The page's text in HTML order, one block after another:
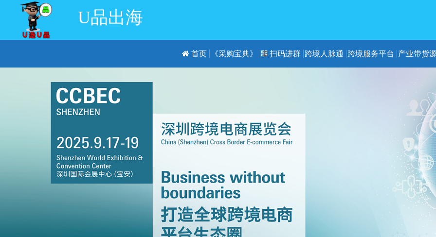
U品出海
首页 《采购宝典》 扫码进群 跨境人脉通 跨境服务平台 产业带货